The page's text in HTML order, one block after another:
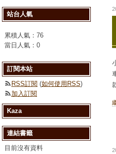
站台人氣
累積人氣： 76
當日人氣： 0
訂閱本站
RSS訂閱 (如何使用RSS)
加入訂閱
Kaza
連結書籤
目前沒有資料